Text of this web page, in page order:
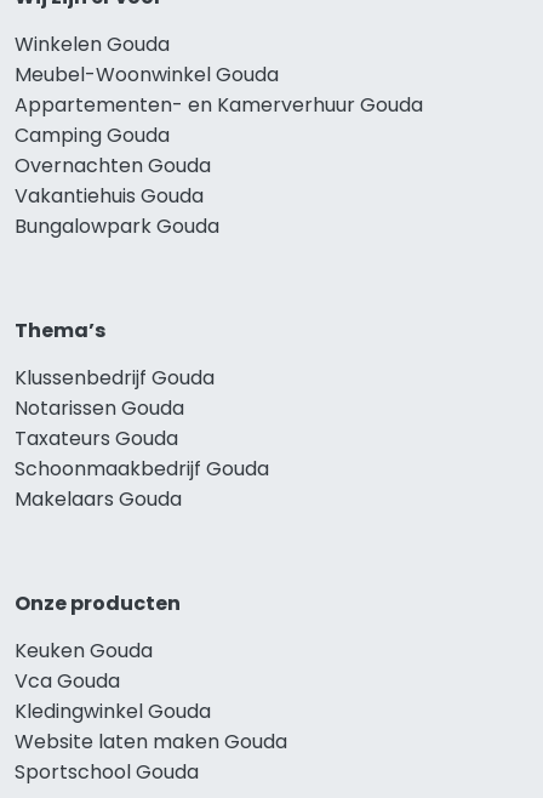
Winkelen Gouda
Meubel-Woonwinkel Gouda
Appartementen- en Kamerverhuur Gouda
Camping Gouda
Overnachten Gouda
Vakantiehuis Gouda
Bungalowpark Gouda
Thema’s
Klussenbedrijf Gouda
Notarissen Gouda
Taxateurs Gouda
Schoonmaakbedrijf Gouda
Makelaars Gouda
Onze producten
Keuken Gouda
Vca Gouda
Kledingwinkel Gouda
Website laten maken Gouda
Sportschool Gouda